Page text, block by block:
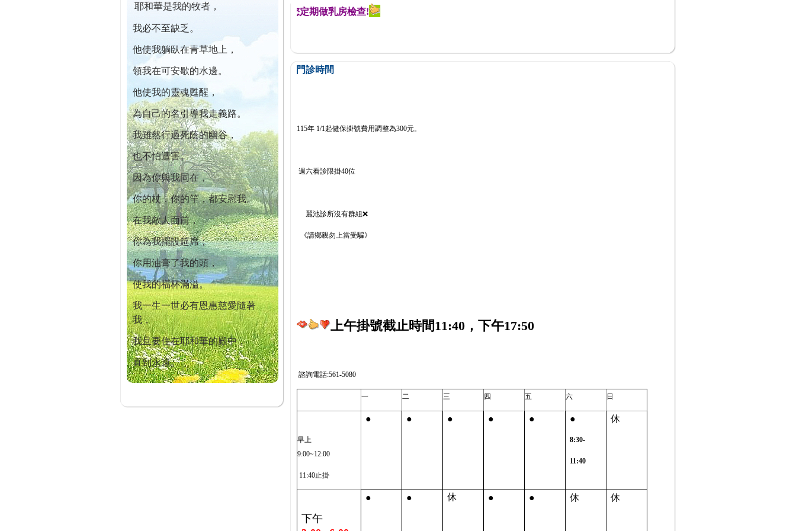
耶和華是我的牧者，
我必不至缺乏。
他使我躺臥在青草地上，
領我在可安歇的水邊。
他使我的靈魂甦醒，
為自己的名引導我走義路。
我雖然行過死蔭的幽谷，
也不怕遭害。
因為你與我同在，
你的杖，你的竿，都安慰我。
在我敵人面前，
你為我擺設筵席；
你用油膏了我的頭，
使我的福杯滿溢。
我一生一世必有恩惠慈愛隨著
我，
我且要住在耶和華的殿中，
直到永遠。
本院自開幕迄今已篩檢出1700位乳癌患者,提醒您定期做乳房檢查!
門診時間
115年 1/1起健保掛號費用調整為300元。
週六看診限掛40位
麗池診所沒有群組❌
《請鄉親勿上當受騙》
上午掛號截止時間11:40，下午17:50
諮詢電話:561-5080
一 二 三 四 五 六 日
早上
9:00~12:00
11:40止掛
● ● ● ● ● ●
8:30-
11:40
休
下午
● ● 休 ● ● 休 休